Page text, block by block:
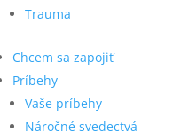
Trauma
Chcem sa zapojiť
Príbehy
Vaše príbehy
Náročné svedectvá